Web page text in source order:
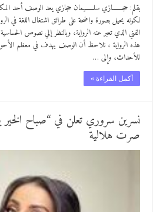
بقلم: حجـــــــازي سلــــــيمان حجازي يعد الوصف أحد
لكونه يحيل بصورة واضحة على طرائق اشتغال اللغة في
الفني الذي تعبر عنه الرواية، وبالنظر إلي نصوص
هذه الرواية ، نلاحظ أن الوصف يهدف في معظم
للأحداث، وإلى …
أكمل القراءة »
نسرين سروري تعلن في “صباح
صرت هلالية